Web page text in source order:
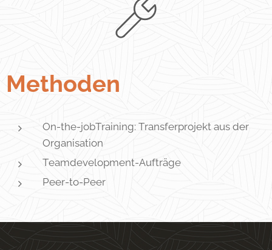
Methoden
On-the-jobTraining: Transferprojekt aus der
Organisation
Teamdevelopment-Aufträge
Peer-to-Peer